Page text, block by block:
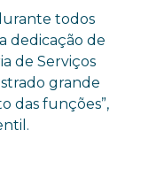
todos
dedicação de
de Serviços
grande
das funções”,